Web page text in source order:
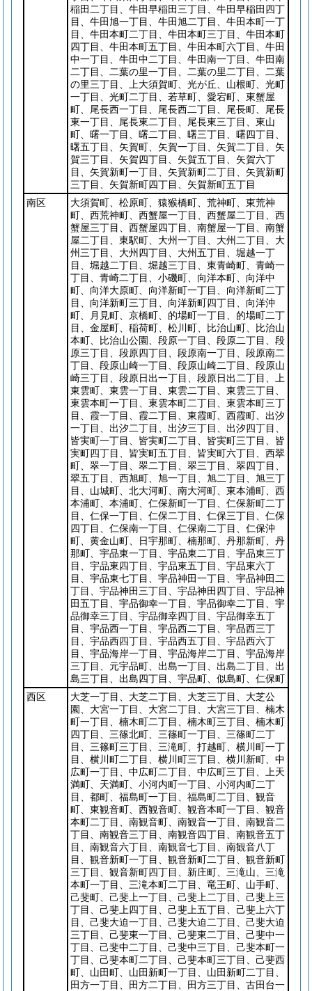
稲田二丁目、牛田早稲田三丁目、牛田早稲田四丁
目、牛田旭一丁目、牛田旭二丁目、牛田本町一丁
目、牛田本町二丁目、牛田本町三丁目、牛田本町
四丁目、牛田本町五丁目、牛田本町六丁目、牛田
中一丁目、牛田中二丁目、牛田南一丁目、牛田南
二丁目、二葉の里一丁目、二葉の里二丁目、二葉
の里三丁目、上大須賀町、光が丘、山根町、光町
一丁目、光町二丁目、若草町、愛宕町、東蟹屋
町、尾長西一丁目、尾長西二丁目、尾長町、尾長
東一丁目、尾長東二丁目、尾長東三丁目、東山
町、曙一丁目、曙二丁目、曙三丁目、曙四丁目、
曙五丁目、矢賀町、矢賀一丁目、矢賀二丁目、矢
賀三丁目、矢賀四丁目、矢賀五丁目、矢賀六丁
目、矢賀新町一丁目、矢賀新町二丁目、矢賀新町
三丁目、矢賀新町四丁目、矢賀新町五丁目
南区
大須賀町、松原町、猿猴橋町、荒神町、東荒神
町、西荒神町、西蟹屋一丁目、西蟹屋二丁目、西
蟹屋三丁目、西蟹屋四丁目、南蟹屋一丁目、南蟹
屋二丁目、東駅町、大州一丁目、大州二丁目、大
州三丁目、大州四丁目、大州五丁目、堀越一丁
目、堀越二丁目、堀越三丁目、東青崎町、青崎一
丁目、青崎二丁目、小磯町、向洋本町、向洋中
町、向洋大原町、向洋新町一丁目、向洋新町二丁
目、向洋新町三丁目、向洋新町四丁目、向洋沖
町、月見町、京橋町、的場町一丁目、的場町二丁
目、金屋町、稲荷町、松川町、比治山町、比治山
本町、比治山公園、段原一丁目、段原二丁目、段
原三丁目、段原四丁目、段原南一丁目、段原南二
丁目、段原山崎一丁目、段原山崎二丁目、段原山
崎三丁目、段原日出一丁目、段原日出二丁目、上
東雲町、東雲一丁目、東雲二丁目、東雲三丁目、
東雲本町一丁目、東雲本町二丁目、東雲本町三丁
目、霞一丁目、霞二丁目、東霞町、西霞町、出汐
一丁目、出汐二丁目、出汐三丁目、出汐四丁目、
皆実町一丁目、皆実町二丁目、皆実町三丁目、皆
実町四丁目、皆実町五丁目、皆実町六丁目、西翠
町、翠一丁目、翠二丁目、翠三丁目、翠四丁目、
翠五丁目、西旭町、旭一丁目、旭二丁目、旭三丁
目、山城町、北大河町、南大河町、東本浦町、西
本浦町、本浦町、仁保新町一丁目、仁保新町二丁
目、仁保一丁目、仁保二丁目、仁保三丁目、仁保
四丁目、仁保南一丁目、仁保南二丁目、仁保沖
町、黄金山町、日宇那町、楠那町、丹那新町、丹
那町、宇品東一丁目、宇品東二丁目、宇品東三丁
目、宇品東四丁目、宇品東五丁目、宇品東六丁
目、宇品東七丁目、宇品神田一丁目、宇品神田二
丁目、宇品神田三丁目、宇品神田四丁目、宇品神
田五丁目、宇品御幸一丁目、宇品御幸二丁目、宇
品御幸三丁目、宇品御幸四丁目、宇品御幸五丁
目、宇品西一丁目、宇品西二丁目、宇品西三丁
目、宇品西四丁目、宇品西五丁目、宇品西六丁
目、宇品海岸一丁目、宇品海岸二丁目、宇品海岸
三丁目、元宇品町、出島一丁目、出島二丁目、出
島三丁目、出島四丁目、宇品町、似島町、仁保町
西区
大芝一丁目、大芝二丁目、大芝三丁目、大芝公
園、大宮一丁目、大宮二丁目、大宮三丁目、楠木
町一丁目、楠木町二丁目、楠木町三丁目、楠木町
四丁目、三篠北町、三篠町一丁目、三篠町二丁
目、三篠町三丁目、三滝町、打越町、横川町一丁
目、横川町二丁目、横川町三丁目、横川新町、中
広町一丁目、中広町二丁目、中広町三丁目、上天
満町、天満町、小河内町一丁目、小河内町二丁
目、都町、福島町一丁目、福島町二丁目、観音
町、東観音町、西観音町、観音本町一丁目、観音
本町二丁目、南観音町、南観音一丁目、南観音二
丁目、南観音三丁目、南観音四丁目、南観音五丁
目、南観音六丁目、南観音七丁目、南観音八丁
目、観音新町一丁目、観音新町二丁目、観音新町
三丁目、観音新町四丁目、新庄町、三滝山、三滝
本町一丁目、三滝本町二丁目、竜王町、山手町、
己斐町、己斐上一丁目、己斐上二丁目、己斐上三
丁目、己斐上四丁目、己斐上五丁目、己斐上六丁
目、己斐大迫一丁目、己斐大迫二丁目、己斐大迫
三丁目、己斐東一丁目、己斐東二丁目、己斐中一
丁目、己斐中二丁目、己斐中三丁目、己斐本町一
丁目、己斐本町二丁目、己斐本町三丁目、己斐西
町、山田町、山田新町一丁目、山田新町二丁目、
田方一丁目、田方二丁目、田方三丁目、古田台一